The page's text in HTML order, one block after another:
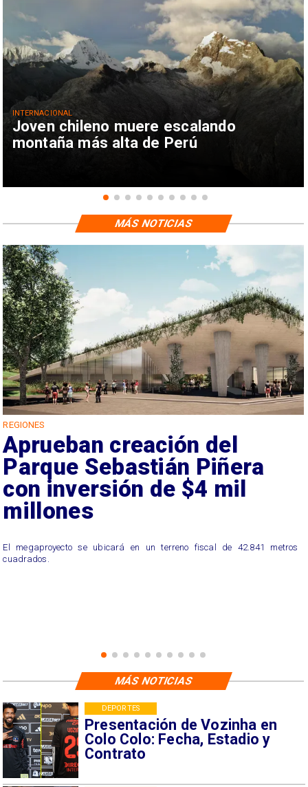
Joven chileno muere escalando
montaña más alta de Perú
INTERNACIONAL
REGIONES
Aprueban creación del
Parque Sebastián Piñera
con inversión de $4 mil
millones
El megaproyecto se ubicará en un terreno fiscal de 42.841 metros
cuadrados.
MÁS NOTICIAS
Presentación de Vozinha en
Colo Colo: Fecha, Estadio y
Contrato
DEPORTES
MÁS NOTICIAS